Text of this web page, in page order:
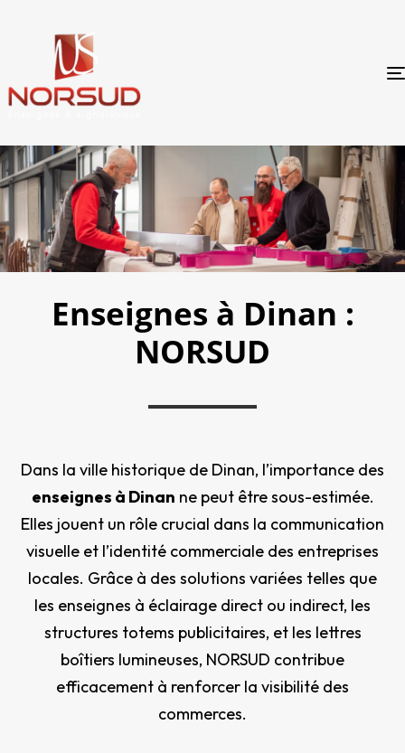
Enseignes à Dinan :
NORSUD
Dans la ville historique de Dinan, l’importance des
enseignes à Dinan ne peut être sous-estimée.
Elles jouent un rôle crucial dans la communication
visuelle et l’identité commerciale des entreprises
locales. Grâce à des solutions variées telles que
les enseignes à éclairage direct ou indirect, les
structures totems publicitaires, et les lettres
boîtiers lumineuses, NORSUD contribue
efficacement à renforcer la visibilité des
commerces.